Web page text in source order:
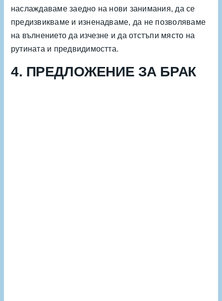
наслаждаваме заедно на нови занимания, да се
предизвикваме и изненадваме, да не позволяваме
на вълнението да изчезне и да отстъпи място на
рутината и предвидимостта.
4. ПРЕДЛОЖЕНИЕ ЗА БРАК